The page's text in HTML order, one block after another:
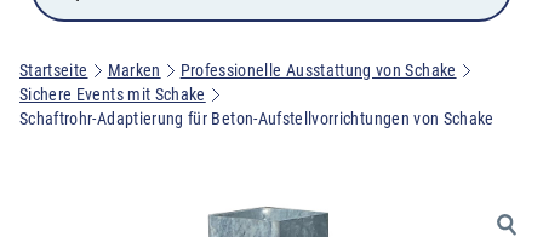
Startseite Marken
Professionelle Ausstattung von Schake
Sichere Events mit Schake
Schaftrohr-Adaptierung für Beton-Aufstellvorrichtungen von Schake